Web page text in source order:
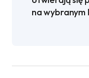
na wybranym